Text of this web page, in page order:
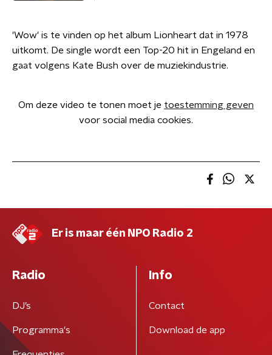
'Wow' is te vinden op het album Lionheart dat in 1978
uitkomt. De single wordt een Top-20 hit in Engeland en
gaat volgens Kate Bush over de muziekindustrie.
Om deze video te tonen moet je toestemming geven
voor social media cookies.
Er is maar één NPO Radio 2
Radio
DJ’s
Programma's
Info
Contact
Download de app